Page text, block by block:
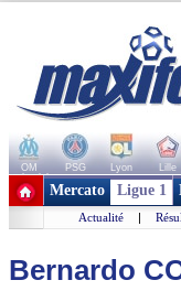
OM PSG Lyon Lille
+ de clubs
Mercato Ligue 1
Actualité |
Bernardo